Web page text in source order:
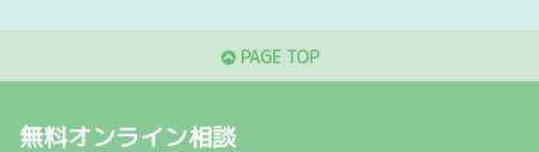
PAGE TOP
無料オンライン相談